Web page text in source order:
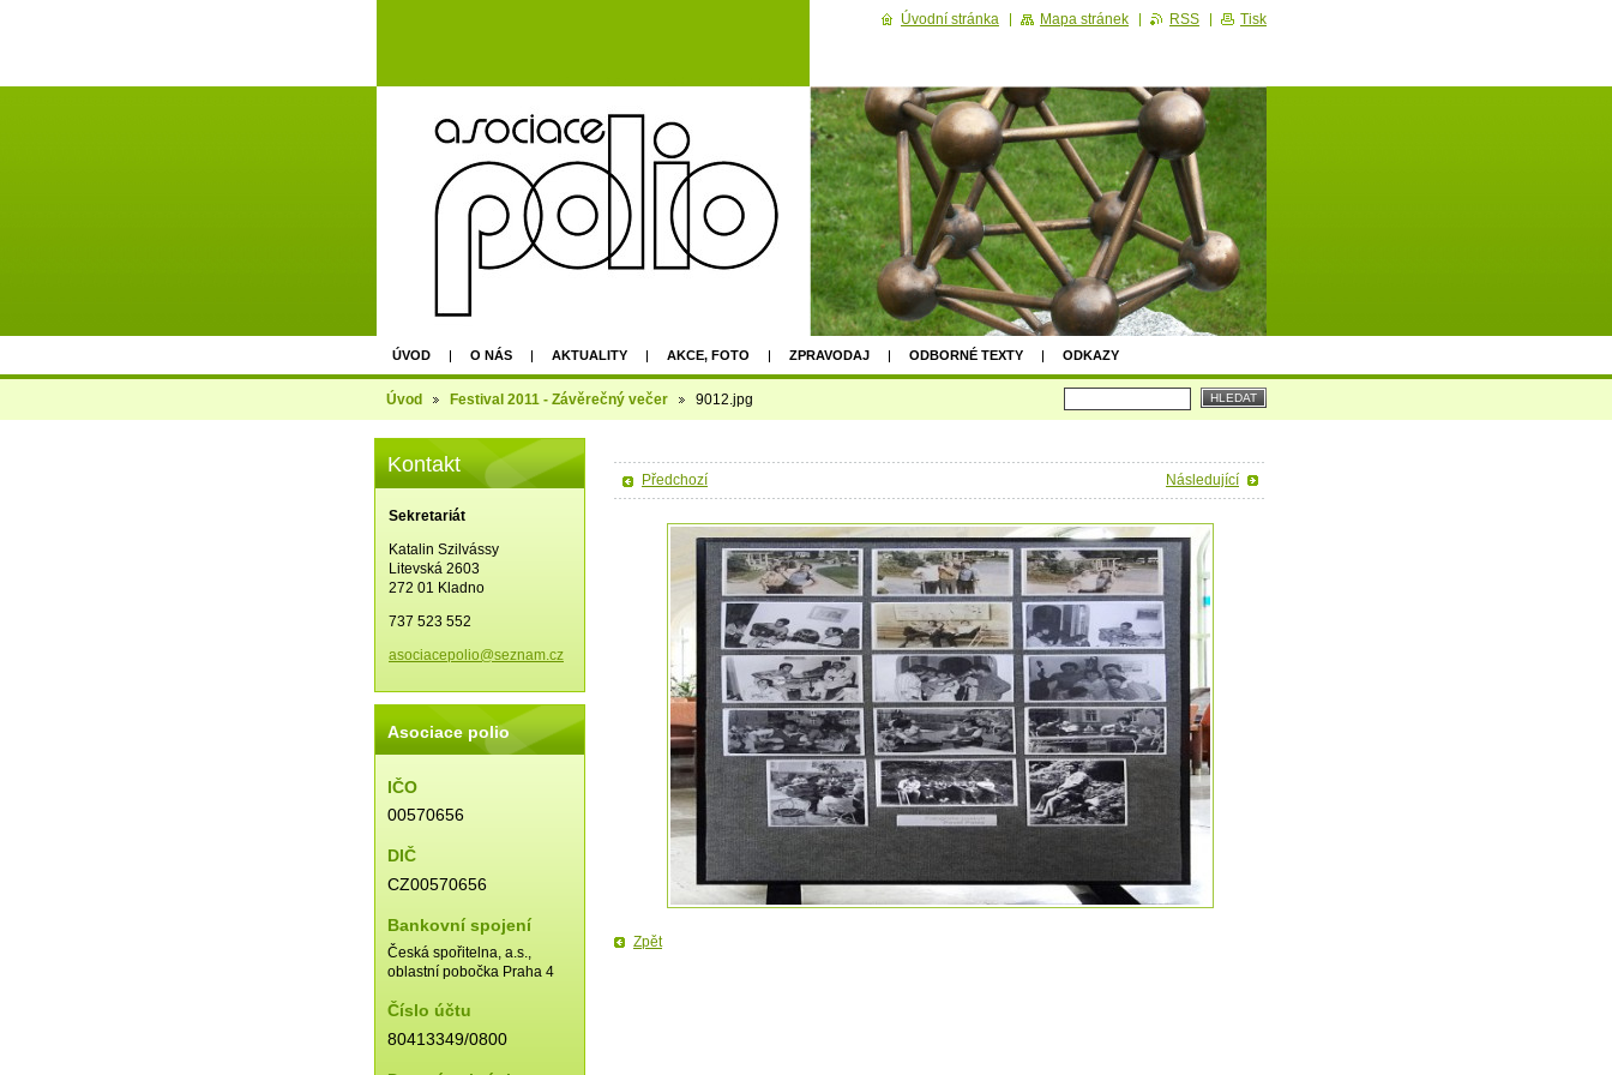
ÚVOD O NÁS AKTUALITY AKCE, FOTO ZPRAVODAJ ODBORNÉ TEXTY ODKAZY
AGM - EPU PRAGUE 2022
Úvod Festival 2011 - Závěrečný večer 9012.jpg
Předchozí Následující
Zpět
Kontakt
Sekretariát
Katalin Szilvássy
Litevská 2603
272 01 Kladno
737 523 552
asociacepolio@seznam.cz
Asociace polio
IČO
00570656
DIČ
CZ00570656
Bankovní spojení
Česká spořitelna, a.s.,
oblastní pobočka Praha 4
Číslo účtu
80413349/0800
Úvodní stránka Mapa stránek RSS Tisk